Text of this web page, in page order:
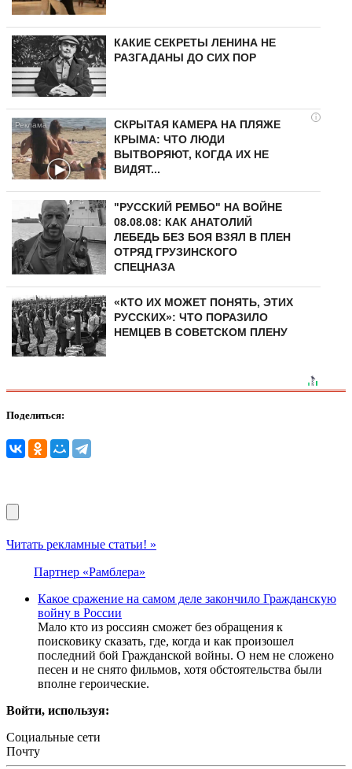
КАКИЕ СЕКРЕТЫ ЛЕНИНА НЕ
РАЗГАДАНЫ ДО СИХ ПОР
i
СКРЫТАЯ КАМЕРА НА ПЛЯЖЕ
КРЫМА: ЧТО ЛЮДИ
ВЫТВОРЯЮТ, КОГДА ИХ НЕ
ВИДЯТ...
"РУССКИЙ РЕМБО" НА ВОЙНЕ
08.08.08: КАК АНАТОЛИЙ
ЛЕБЕДЬ БЕЗ БОЯ ВЗЯЛ В ПЛЕН
ОТРЯД ГРУЗИНСКОГО
СПЕЦНАЗА
«КТО ИХ МОЖЕТ ПОНЯТЬ, ЭТИХ
РУССКИХ»: ЧТО ПОРАЗИЛО
НЕМЦЕВ В СОВЕТСКОМ ПЛЕНУ
Поделиться:
Читать рекламные статьи! »
Партнер «Рамблера»
Какое сражение на самом деле закончило Гражданскую
войну в России
Мало кто из россиян сможет без обращения к
поисковику сказать, где, когда и как произошел
последний бой Гражданской войны. О нем не сложено
песен и не снято фильмов, хотя обстоятельства были
вполне героические.
Войти, используя:
Социальные сети
Почту